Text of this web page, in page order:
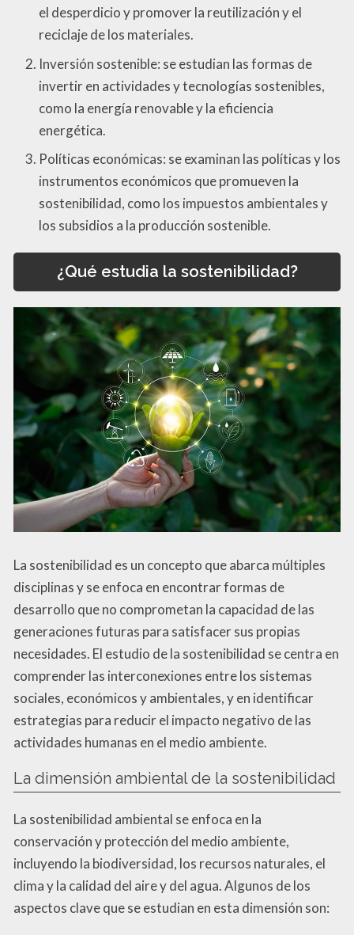
el desperdicio y promover la reutilización y el
reciclaje de los materiales.
Inversión sostenible: se estudian las formas de
invertir en actividades y tecnologías sostenibles,
como la energía renovable y la eficiencia
energética.
Políticas económicas: se examinan las políticas y los
instrumentos económicos que promueven la
sostenibilidad, como los impuestos ambientales y
los subsidios a la producción sostenible.
¿Qué estudia la sostenibilidad?
La sostenibilidad es un concepto que abarca múltiples
disciplinas y se enfoca en encontrar formas de
desarrollo que no comprometan la capacidad de las
generaciones futuras para satisfacer sus propias
necesidades. El estudio de la sostenibilidad se centra en
comprender las interconexiones entre los sistemas
sociales, económicos y ambientales, y en identificar
estrategias para reducir el impacto negativo de las
actividades humanas en el medio ambiente.
La dimensión ambiental de la sostenibilidad
La sostenibilidad ambiental se enfoca en la
conservación y protección del medio ambiente,
incluyendo la biodiversidad, los recursos naturales, el
clima y la calidad del aire y del agua. Algunos de los
aspectos clave que se estudian en esta dimensión son: